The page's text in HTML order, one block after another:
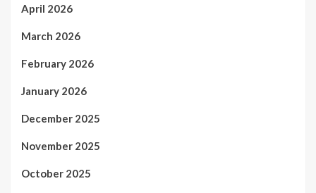
April 2026
March 2026
February 2026
January 2026
December 2025
November 2025
October 2025